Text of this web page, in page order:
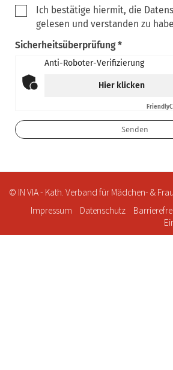
Ich bestätige hiermit, die
gelesen und verstanden zu
Sicherheitsüberprüfung *
Anti-Roboter-Verifizierung
Hier klicken
Friendly
© IN VIA - Kath. Verband für Mädchen- &
Impressum
Datenschutz